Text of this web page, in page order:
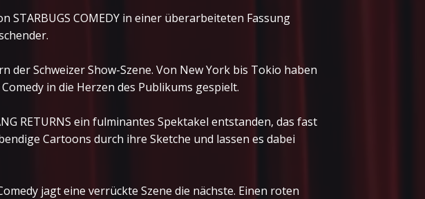
STARBUGS COMEDY in einer überarbeiteten Fassung
Schweizer Show-Szene. Von New York bis Tokio haben
in die Herzen des Publikums gespielt.
RETURNS ein fulminantes Spektakel entstanden, das fast
Cartoons durch ihre Sketche und lassen es dabei
jagt eine verrückte Szene die nächste. Einen roten